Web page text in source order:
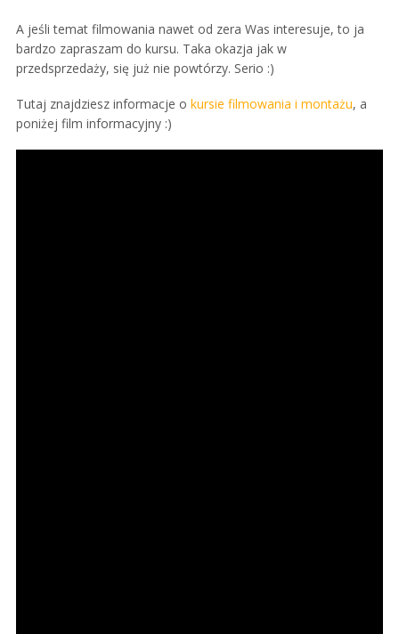
A jeśli temat filmowania nawet od zera Was interesuje, to ja
bardzo zapraszam do kursu. Taka okazja jak w
przedsprzedaży, się już nie powtórzy. Serio :)
Tutaj znajdziesz informacje o kursie filmowania i montażu, a
poniżej film informacyjny :)